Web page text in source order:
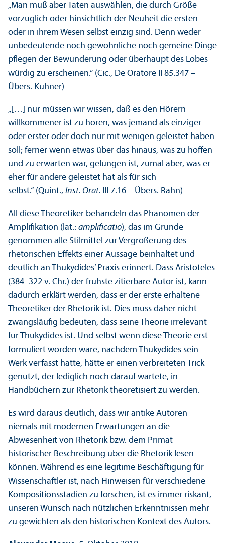
„Man muß aber Taten auswählen, die durch Größe
vorzüglich oder hinsichtlich der Neuheit die ersten
oder in ihrem Wesen selbst einzig sind. Denn weder
unbedeutende noch gewöhnliche noch gemeine Dinge
pflegen der Bewunderung oder überhaupt des Lobes
würdig zu erscheinen.“ (Cic., De Oratore II 85.347 –
Übers. Kühner)
„[…] nur müssen wir wissen, daß es den Hörern
willkommener ist zu hören, was jemand als einziger
oder erster oder doch nur mit wenigen geleistet haben
soll; ferner wenn etwas über das hinaus, was zu hoffen
und zu erwarten war, gelungen ist, zumal aber, was er
eher für andere geleistet hat als für sich
selbst.“ (Quint., Inst. Orat. III 7.16 – Übers. Rahn)
All diese Theoretiker behandeln das Phänomen der
Amplifikation (lat.: amplificatio), das im Grunde
genommen alle Stilmittel zur Vergrößerung des
rhetorischen Effekts einer Aussage beinhaltet und
deutlich an Thukydides’ Praxis erinnert. Dass Aristoteles
(384–322 v. Chr.) der frühste zitierbare Autor ist, kann
dadurch erklärt werden, dass er der erste erhaltene
Theoretiker der Rhetorik ist. Dies muss daher nicht
zwangs­läufig bedeuten, dass seine Theorie irrelevant
für Thukydides ist. Und selbst wenn diese Theorie erst
formuliert worden wäre, nachdem Thukydides sein
Werk verfasst hatte, hätte er einen verbreiteten Trick
genutzt, der lediglich noch darauf wartete, in
Handbüchern zur Rhetorik theoretisiert zu werden.
Es wird daraus deutlich, dass wir antike Autoren
niemals mit modernen Erwartungen an die
Abwesenheit von Rhetorik bzw. dem Primat
historischer Beschreibung über die Rhetorik lesen
können. Während es eine legitime Beschäftigung für
Wissenschaft­ler ist, nach Hinweisen für verschiedene
Kompositions­stadien zu forschen, ist es immer riskant,
unseren Wunsch nach nützlichen Er­kenntnissen mehr
zu gewichten als den historischen Kontext des Autors.